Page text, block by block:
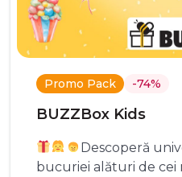
Promo Pack -74%
BUZZBox Kids
Descoperă
bucuriei alături de cei